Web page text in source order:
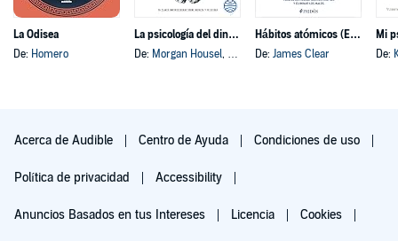
La Odisea
De: Homero
La psicología del dinero
De: Morgan Housel, y otros
Hábitos atómicos (Español neutro)
De: James Clear
Mi
De:
Acerca de Audible Centro de Ayuda Condiciones de uso
Política de privacidad Accessibility
Anuncios Basados en tus Intereses Licencia Cookies